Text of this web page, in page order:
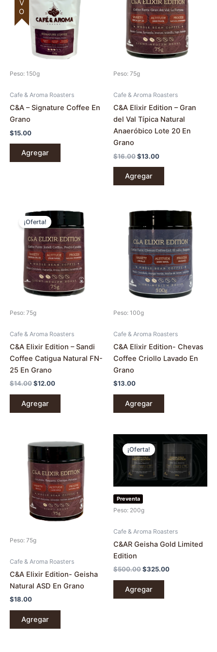
Peso: 150g
Cafe & Aroma Roasters
C&A – Signature Coffee En
Grano
$15.00
Agregar
Peso: 75g
Cafe & Aroma Roasters
C&A Elixir Edition – Gran
del Val Típica Natural
Anaeróbico Lote 20 En
Grano
$16.00
$16.00.
$13.00
$13.00.
Agregar
¡Oferta!
Peso: 75g
Cafe & Aroma Roasters
C&A Elixir Edition – Sandi
Coffee Catigua Natural FN-
25 En Grano
$14.00
El
precio
original
era:
$14.00.
$12.00
El
precio
actual
es:
$12.00.
Agregar
Peso: 100g
Cafe & Aroma Roasters
C&A Elixir Edition- Chevas
Coffee Criollo Lavado En
Grano
$13.00
Agregar
Peso: 75g
Cafe & Aroma Roasters
C&A Elixir Edition- Geisha
Natural ASD En Grano
$18.00
Agregar
Preventa
¡Oferta!
Peso: 200g
Cafe & Aroma Roasters
C&AR Geisha Gold Limited
Edition
$500.00
precio
original
era:
$500.00.
$325.00
El
precio
actual
es:
$325.00.
Agregar